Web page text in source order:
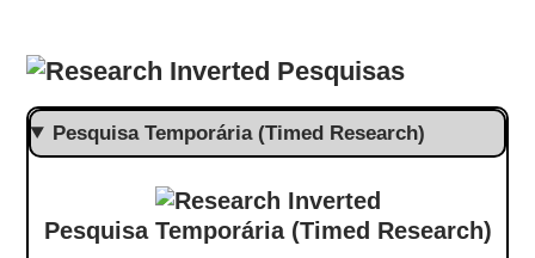
Pesquisas
Pesquisa Temporária (Timed Research)
Pesquisa Temporária (Timed Research)